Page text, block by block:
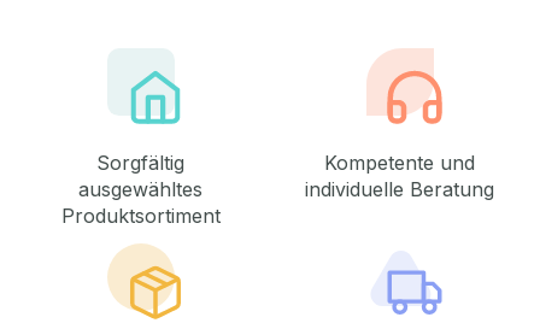
Sorgfältig
ausgewähltes
Produktsortiment
Kompetente und
individuelle Beratung